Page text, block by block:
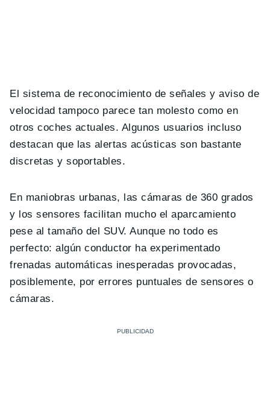
El sistema de reconocimiento de señales y aviso de
velocidad tampoco parece tan molesto como en
otros coches actuales. Algunos usuarios incluso
destacan que las alertas acústicas son bastante
discretas y soportables.
En maniobras urbanas, las cámaras de 360 grados
y los sensores facilitan mucho el aparcamiento
pese al tamaño del SUV. Aunque no todo es
perfecto: algún conductor ha experimentado
frenadas automáticas inesperadas provocadas,
posiblemente, por errores puntuales de sensores o
cámaras.